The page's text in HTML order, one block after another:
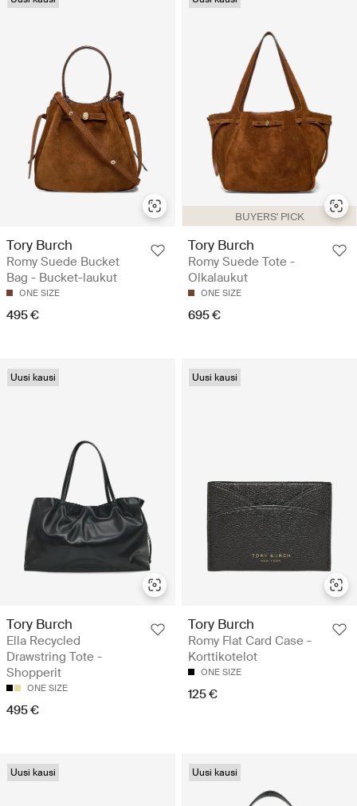
Tory Burch
Romy Suede Bucket
Bag - Bucket-laukut
ONE SIZE
495 €
BUYERS' PICK
Tory Burch
Romy Suede Tote -
Olkalaukut
ONE SIZE
695 €
Uusi kausi
Tory Burch
Ella Recycled
Drawstring Tote -
Shopperit
ONE SIZE
495 €
Uusi kausi
Tory Burch
Romy Flat Card Case -
Korttikotelot
ONE SIZE
125 €
Uusi kausi Uusi kausi